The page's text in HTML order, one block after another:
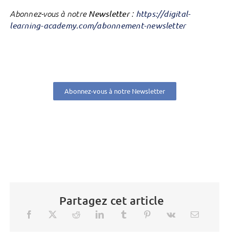
Abonnez-vous à notre Newsletter: https://digital-
learning-academy.com/abonnement-newsletter
Abonnez-vous à notre Newsletter
Partagez cet article